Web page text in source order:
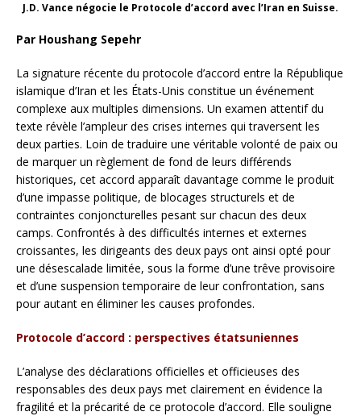
J.D. Vance négocie le Protocole d’accord avec l’Iran en Suisse.
Par Houshang Sepehr
La signature récente du protocole d’accord entre la République
islamique d’Iran et les États-Unis constitue un événement
complexe aux multiples dimensions. Un examen attentif du
texte révèle l’ampleur des crises internes qui traversent les
deux parties. Loin de traduire une véritable volonté de paix ou
de marquer un règlement de fond de leurs différends
historiques, cet accord apparaît davantage comme le produit
d’une impasse politique, de blocages structurels et de
contraintes conjoncturelles pesant sur chacun des deux
camps. Confrontés à des difficultés internes et externes
croissantes, les dirigeants des deux pays ont ainsi opté pour
une désescalade limitée, sous la forme d’une trêve provisoire
et d’une suspension temporaire de leur confrontation, sans
pour autant en éliminer les causes profondes.
Protocole d’accord : perspectives étatsuniennes
L’analyse des déclarations officielles et officieuses des
responsables des deux pays met clairement en évidence la
fragilité et la précarité de ce protocole d’accord. Elle souligne